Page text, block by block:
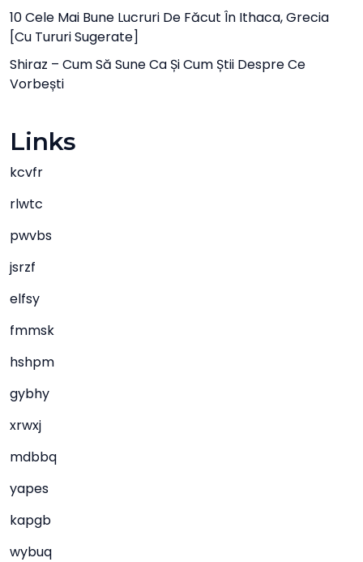
10 Cele Mai Bune Lucruri De Făcut În Ithaca, Grecia
[cu Tururi Sugerate]
Shiraz – Cum Să Sune Ca Și Cum Știi Despre Ce
Vorbești
Links
kcvfr
rlwtc
pwvbs
jsrzf
elfsy
fmmsk
hshpm
gybhy
xrwxj
mdbbq
yapes
kapgb
wybuq